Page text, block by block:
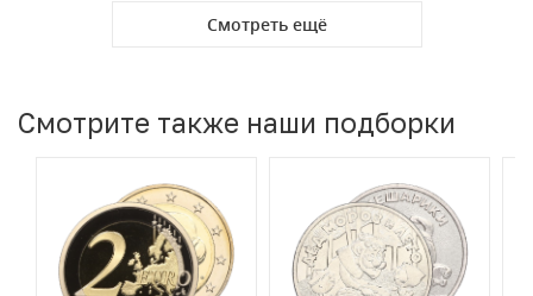
Смотреть ещё
Смотрите также наши подборки